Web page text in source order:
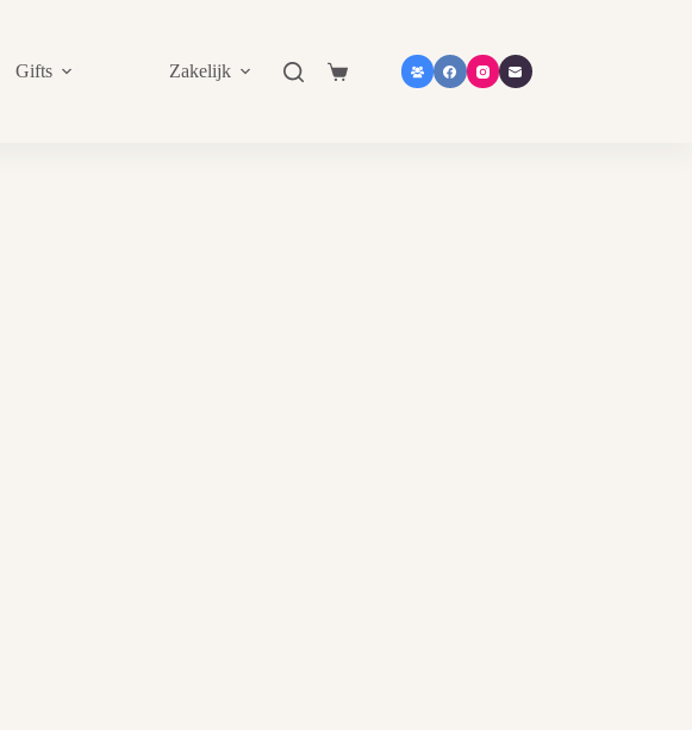
Gifts Zakelijk Shop in shop Contact
Shopping